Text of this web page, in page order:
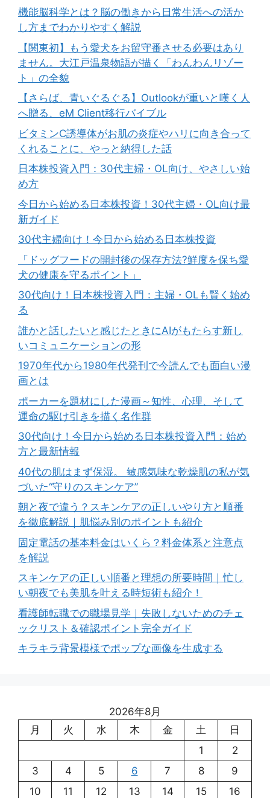
機能脳科学とは？脳の働きから日常生活への活か
し方までわかりやすく解説
【関東初】もう愛犬をお留守番させる必要はあり
ません。大江戸温泉物語が描く「わんわんリゾー
ト」の全貌
【さらば、青いぐるぐる】Outlookが重いと嘆く人
へ贈る、eM Client移行バイブル
ビタミンC誘導体がお肌の炎症やハリに向き合って
くれることに、やっと納得した話
日本株投資入門：30代主婦・OL向け、やさしい始
め方
今日から始める日本株投資！30代主婦・OL向け最
新ガイド
30代主婦向け！今日から始める日本株投資
「ドッグフードの開封後の保存方法?鮮度を保ち愛
犬の健康を守るポイント」
30代向け！日本株投資入門：主婦・OLも賢く始め
る
誰かと話したいと感じたときにAIがもたらす新し
いコミュニケーションの形
1970年代から1980年代発刊で今読んでも面白い漫
画とは
ポーカーを題材にした漫画～知性、心理、そして
運命の駆け引きを描く名作群
30代向け！今日から始める日本株投資入門：始め
方と最新情報
40代の肌はまず保湿。 敏感気味な乾燥肌の私が気
づいた“守りのスキンケア”
朝と夜で違う？スキンケアの正しいやり方と順番
を徹底解説｜肌悩み別のポイントも紹介
固定電話の基本料金はいくら？料金体系と注意点
を解説
スキンケアの正しい順番と理想の所要時間｜忙し
い朝夜でも美肌を叶える時短術も紹介！
看護師転職での職場見学｜失敗しないためのチェ
ックリスト＆確認ポイント完全ガイド
キラキラ背景模様でポップな画像を生成する
2026年8月
月
火 水 木 金 土
日
1
2
3
4 5 6 7 8
9
10
11 12 13 14 15
16